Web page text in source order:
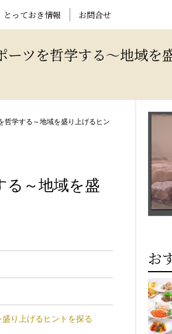
とっておき情報 お問合せ
ーツを哲学する～地域を
哲学する～地域を盛り上げるヒン
る～地域を盛
り上げるヒントを探る
お